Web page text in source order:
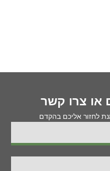
או צרו קשר
לחזור אליכם בהקדם